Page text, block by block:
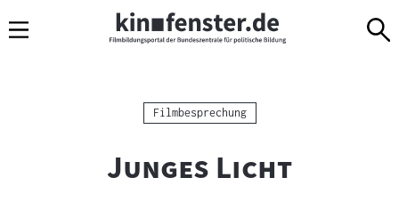
Navigation
zum
zur
Kategorie:
Filmbesprechung
"
Junges Licht"